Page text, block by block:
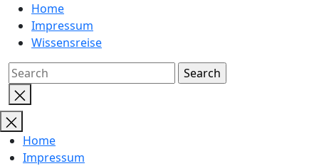
Home
Impressum
Wissensreise
Close
search
Home
Impressum